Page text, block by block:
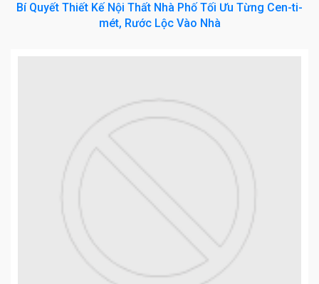
Bí Quyết Thiết Kế Nội Thất Nhà Phố Tối Ưu Từng Cen-ti-
mét, Rước Lộc Vào Nhà